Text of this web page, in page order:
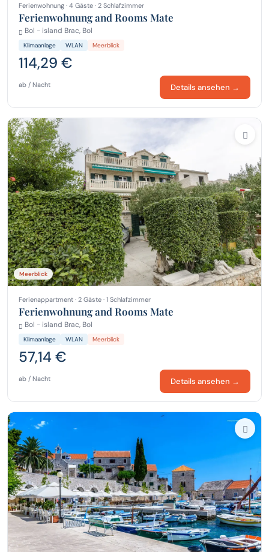
Ferienwohnung · 4 Gäste · 2 Schlafzimmer
Ferienwohnung and Rooms Mate
Bol - island Brac, Bol
Klimaanlage WLAN Meerblick
114,29 €
ab / Nacht Details ansehen →
Meerblick
Ferienappartment · 2 Gäste · 1 Schlafzimmer
Ferienwohnung and Rooms Mate
Bol - island Brac, Bol
Klimaanlage WLAN Meerblick
57,14 €
ab / Nacht Details ansehen →